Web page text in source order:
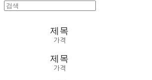
제목
가격
제목
가격